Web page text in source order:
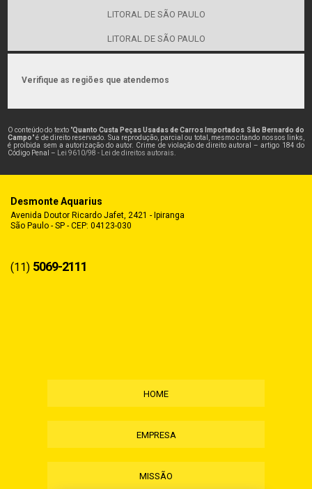
LITORAL DE SÃO PAULO
LITORAL DE SÃO PAULO
Verifique as regiões que atendemos
O conteúdo do texto "Quanto Custa Peças Usadas de Carros Importados São Bernardo do
Campo" é de direito reservado. Sua reprodução, parcial ou total, mesmo citando nossos links,
é proibida sem a autorização do autor. Crime de violação de direito autoral – artigo 184 do
Código Penal –
Lei 9610/98 - Lei de direitos autorais
Desmonte Aquarius
Avenida Doutor Ricardo Jafet, 2421 - Ipiranga
São Paulo - SP - CEP: 04123-030
(11) 5069-2111
HOME
EMPRESA
MISSÃO